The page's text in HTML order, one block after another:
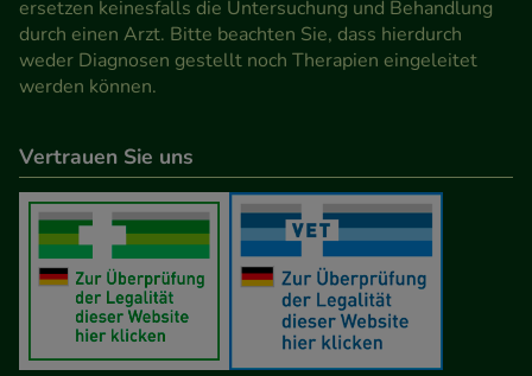
ersetzen keinesfalls die Untersuchung und Behandlung
durch einen Arzt. Bitte beachten Sie, dass hierdurch
weder Diagnosen gestellt noch Therapien eingeleitet
werden können.
Vertrauen Sie uns